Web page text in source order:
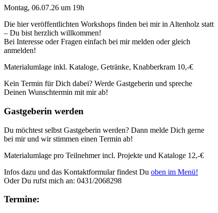
Montag, 06.07.26 um 19h
Die hier veröffentlichten Workshops finden bei mir in Altenholz statt
– Du bist herzlich willkommen!
Bei Interesse oder Fragen einfach bei mir melden oder gleich
anmelden!
Materialumlage inkl. Kataloge, Getränke, Knabberkram 10,-€
Kein Termin für Dich dabei? Werde Gastgeberin und spreche
Deinen Wunschtermin mit mir ab!
Gastgeberin werden
Du möchtest selbst Gastgeberin werden? Dann melde Dich gerne
bei mir und wir stimmen einen Termin ab!
Materialumlage pro Teilnehmer incl. Projekte und Kataloge 12,-€
Infos dazu und das Kontaktformular findest Du oben im Menü!
Oder Du rufst mich an: 0431/2068298
Termine: